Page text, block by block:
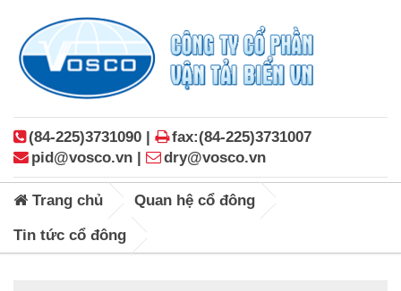
(84-225)3731090 |
fax:(84-225)3731007
pid@vosco.vn |
dry@vosco.vn
Trang chủ Quan hệ cổ đông
Tin tức cổ đông